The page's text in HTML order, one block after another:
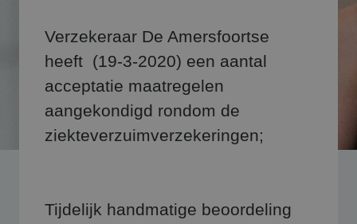
Verzekeraar De Amersfoortse
heeft (19-3-2020) een aantal
acceptatie maatregelen
aangekondigd rondom de
ziekteverzuimverzekeringen;
Tijdelijk handmatige beoordeling